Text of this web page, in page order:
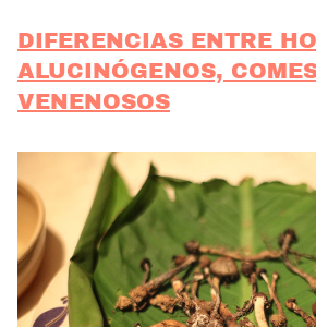
DIFERENCIAS ENTRE
ALUCINÓGENOS,
VENENOSOS